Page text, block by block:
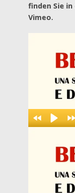
finden Sie
Vimeo.